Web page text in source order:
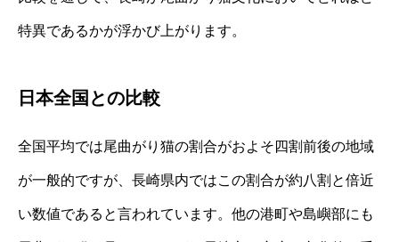
特異であるかが浮かび上がります。
日本全国との比較
全国平均では尾曲がり猫の割合がおよそ四割前後の地域
が一般的ですが、長崎県内ではこの割合が約八割と倍近
い数値であると言われています。他の港町や島嶼部にも